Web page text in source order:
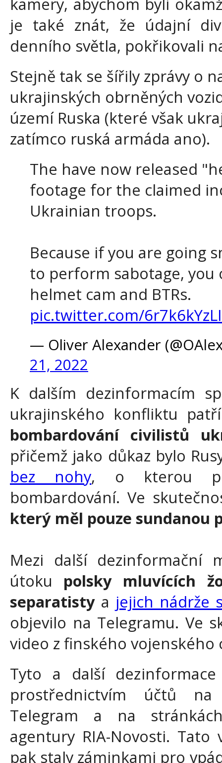
je také znát, že údajní
denního světla, pokřikovali
Stejně tak se šířily zprávy o
ukrajinských obrněných
území Ruska (které však
zatímco ruská armáda ano).
The have now released
footage for the claimed
Ukrainian troops.
Because if you are going
to perform sabotage, you
helmet cam and BTRs.
pic.twitter.com/6r7k6kYzLI
— Oliver Alexander
21, 2022
K dalším dezinformacím
ukrajinského konfliktu
bombardování civilistů
přičemž jako důkaz bylo
bez nohy, o kterou
bombardování. Ve
který měl pouze sundanou
Mezi další dezinformační
útoku polsky mluvících
separatisty a jejich nádrže
objevilo na Telegramu. Ve
video z finského vojenského
Tyto a další
prostřednictvím účtů
Telegram a na
agentury RIA-Novosti.
pak staly záminkami pro